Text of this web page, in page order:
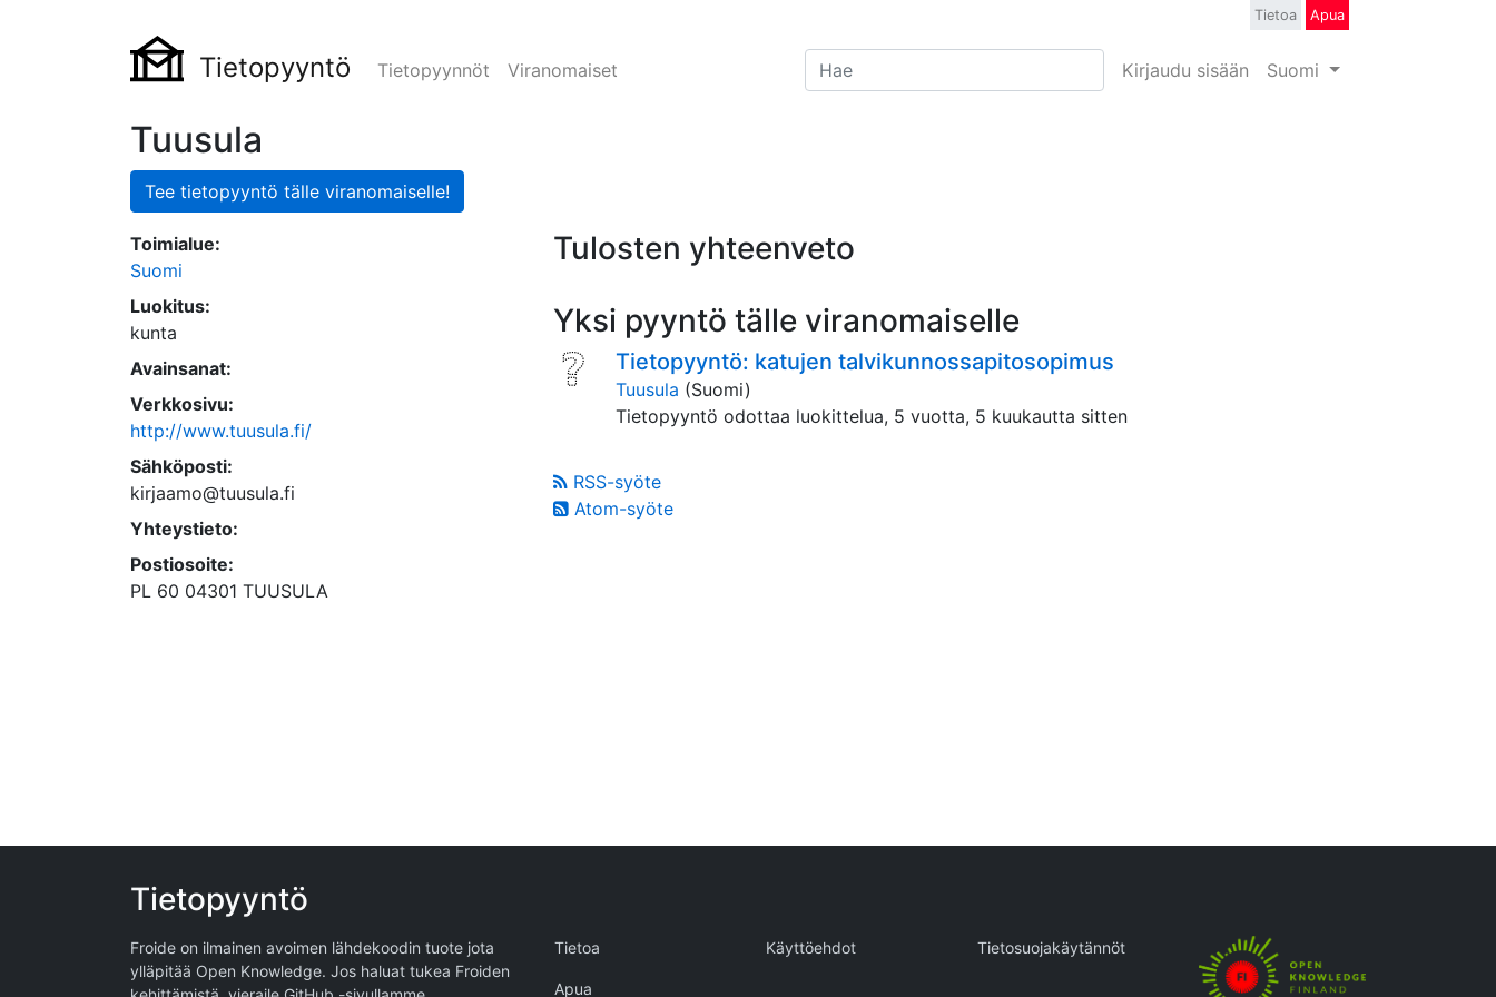
Tietopyyntö Tietopyynnöt Viranomaiset Kirjaudu sisään Suomi
Tietoa Apua
Tuusula
Tee tietopyyntö tälle viranomaiselle!
Toimialue:
Suomi
Luokitus:
kunta
Avainsanat:
Verkkosivu:
http://www.tuusula.fi/
Sähköposti:
kirjaamo@tuusula.fi
Yhteystieto:
Postiosoite:
PL 60 04301 TUUSULA
Tulosten yhteenveto
Yksi pyyntö tälle viranomaiselle
Tietopyyntö: katujen talvikunnossapitosopimus
Tuusula (Suomi)
Tietopyyntö odottaa luokittelua, 5 vuotta, 5 kuukautta sitten
RSS-syöte
Atom-syöte
Tietopyyntö
Froide on ilmainen avoimen lähdekoodin tuote jota
ylläpitää Open Knowledge. Jos haluat tukea Froiden
Tietoa Käyttöehdot Tietosuojakäytännöt
Apua